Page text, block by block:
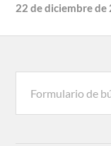
22 de diciembre de